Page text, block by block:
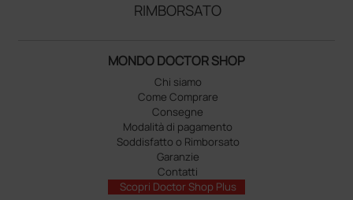
RIMBORSATO
MONDO DOCTOR SHOP
Chi siamo
Come Comprare
Consegne
Modalità di pagamento
Soddisfatto o Rimborsato
Garanzie
Contatti
Scopri Doctor Shop Plus